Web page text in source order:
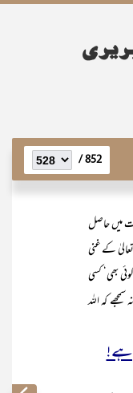
852 /
میں حاصل
کے غنی
بھی‘ کسی
کہ اللہ
ہے!